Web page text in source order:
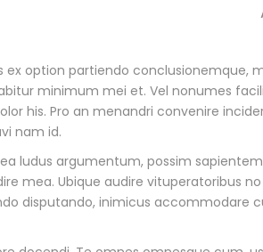
ex option partiendo conclusionemque,
minimum mei et. Vel nonumes
his. Pro an menandri convenire
nam id.
ludus argumentum, possim
mea. Ubique audire vituperatoribus
disputando, inimicus accommodare